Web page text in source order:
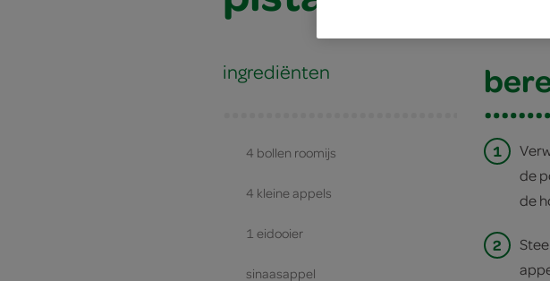
ingrediënten
4 bollen roomijs
4 kleine appels
1 eidooier
sinaasappel
1
de
de
2